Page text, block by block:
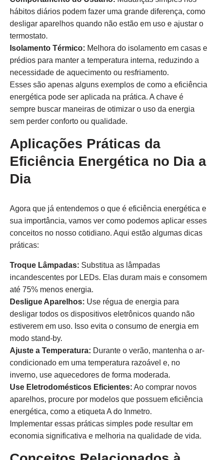
hábitos diários podem fazer uma grande diferença, como
desligar aparelhos quando não estão em uso e ajustar o
termostato.
Isolamento Térmico: Melhora do isolamento em casas e
prédios para manter a temperatura interna, reduzindo a
necessidade de aquecimento ou resfriamento.
Esses são apenas alguns exemplos de como a eficiência
energética pode ser aplicada na prática. A chave é
sempre buscar maneiras de otimizar o uso da energia
sem perder conforto ou qualidade.
Aplicações Práticas da
Eficiência Energética no Dia a
Dia
Agora que já entendemos o que é eficiência energética e
sua importância, vamos ver como podemos aplicar esses
conceitos no nosso cotidiano. Aqui estão algumas dicas
práticas:
Troque Lâmpadas: Substitua as lâmpadas
incandescentes por LEDs. Elas duram mais e consomem
até 75% menos energia.
Desligue Aparelhos: Use régua de energia para
desligar todos os dispositivos eletrônicos quando não
estiverem em uso. Isso evita o consumo de energia em
modo stand-by.
Ajuste a Temperatura: Durante o verão, mantenha o ar-
condicionado em uma temperatura razoável e, no
inverno, use aquecedores de forma moderada.
Use Eletrodomésticos Eficientes: Ao comprar novos
aparelhos, procure por modelos que possuem eficiência
energética, como a etiqueta A do Inmetro.
Implementar essas práticas simples pode resultar em
economia significativa e melhoria na qualidade de vida.